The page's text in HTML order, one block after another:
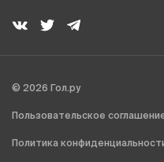
© 2026 Гол.ру
Пользовательское
Политика